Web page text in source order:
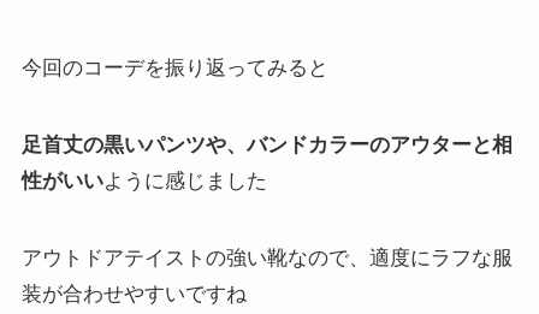
今回のコーデを振り返ってみると
足首丈の黒いパンツや、バンドカラーのアウターと相
性がいいように感じました
アウトドアテイストの強い靴なので、適度にラフな服
装が合わせやすいですね